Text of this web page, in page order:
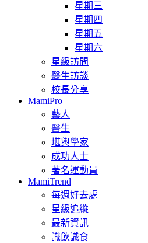
星期三
星期四
星期五
星期六
星級訪問
醫生訪談
校長分享
MamiPro
藝人
醫生
堪輿學家
成功人士
著名運動員
MamiTrend
每週好去處
星級追縱
最新資訊
識飲識食